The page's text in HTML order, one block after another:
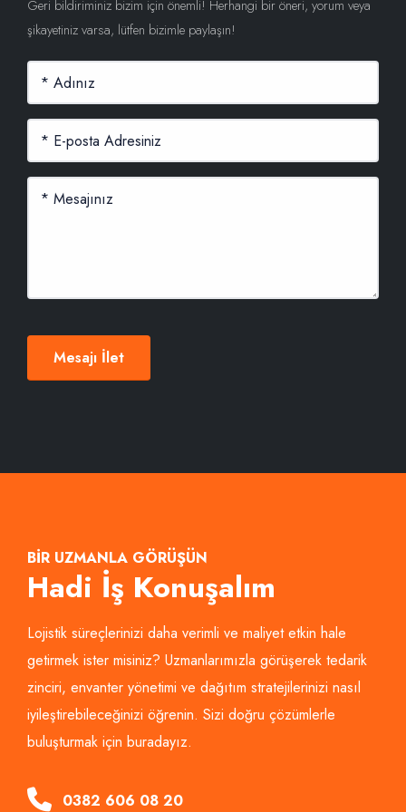
Geri bildiriminiz bizim için önemli! Herhangi bir öneri, yorum veya
şikayetiniz varsa, lütfen bizimle paylaşın!
Mesajı İlet
BİR UZMANLA GÖRÜŞÜN
Hadi İş Konuşalım
Lojistik süreçlerinizi daha verimli ve maliyet etkin hale
getirmek ister misiniz? Uzmanlarımızla görüşerek tedarik
zinciri, envanter yönetimi ve dağıtım stratejilerinizi nasıl
iyileştirebileceğinizi öğrenin. Sizi doğru çözümlerle
buluşturmak için buradayız.
0382 606 08 20